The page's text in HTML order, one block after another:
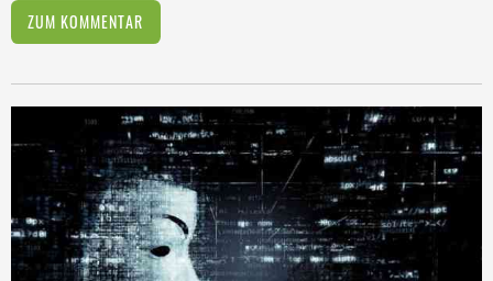
ZUM KOMMENTAR